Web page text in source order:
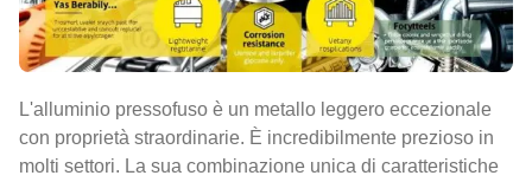
L'alluminio pressofuso è un metallo leggero eccezionale
con proprietà straordinarie. È incredibilmente prezioso in
molti settori. La sua combinazione unica di caratteristiche